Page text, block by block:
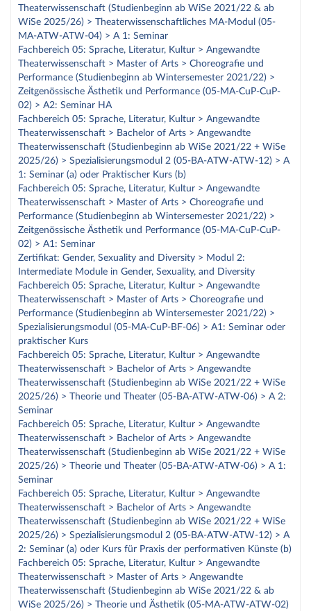
Theaterwissenschaft (Studienbeginn ab WiSe 2021/22 & ab
WiSe 2025/26) > Theaterwissenschaftliches MA-Modul (05-
MA-ATW-ATW-04) > A 1: Seminar
Fachbereich 05: Sprache, Literatur, Kultur > Angewandte
Theaterwissenschaft > Master of Arts > Choreografie und
Performance (Studienbeginn ab Wintersemester 2021/22) >
Zeitgenössische Ästhetik und Performance (05-MA-CuP-CuP-
02) > A2: Seminar HA
Fachbereich 05: Sprache, Literatur, Kultur > Angewandte
Theaterwissenschaft > Bachelor of Arts > Angewandte
Theaterwissenschaft (Studienbeginn ab WiSe 2021/22 + WiSe
2025/26) > Spezialisierungsmodul 2 (05-BA-ATW-ATW-12) > A
1: Seminar (a) oder Praktischer Kurs (b)
Fachbereich 05: Sprache, Literatur, Kultur > Angewandte
Theaterwissenschaft > Master of Arts > Choreografie und
Performance (Studienbeginn ab Wintersemester 2021/22) >
Zeitgenössische Ästhetik und Performance (05-MA-CuP-CuP-
02) > A1: Seminar
Zertifikat: Gender, Sexuality and Diversity > Modul 2:
Intermediate Module in Gender, Sexuality, and Diversity
Fachbereich 05: Sprache, Literatur, Kultur > Angewandte
Theaterwissenschaft > Master of Arts > Choreografie und
Performance (Studienbeginn ab Wintersemester 2021/22) >
Spezialisierungsmodul (05-MA-CuP-BF-06) > A1: Seminar oder
praktischer Kurs
Fachbereich 05: Sprache, Literatur, Kultur > Angewandte
Theaterwissenschaft > Bachelor of Arts > Angewandte
Theaterwissenschaft (Studienbeginn ab WiSe 2021/22 + WiSe
2025/26) > Theorie und Theater (05-BA-ATW-ATW-06) > A 2:
Seminar
Fachbereich 05: Sprache, Literatur, Kultur > Angewandte
Theaterwissenschaft > Bachelor of Arts > Angewandte
Theaterwissenschaft (Studienbeginn ab WiSe 2021/22 + WiSe
2025/26) > Theorie und Theater (05-BA-ATW-ATW-06) > A 1:
Seminar
Fachbereich 05: Sprache, Literatur, Kultur > Angewandte
Theaterwissenschaft > Bachelor of Arts > Angewandte
Theaterwissenschaft (Studienbeginn ab WiSe 2021/22 + WiSe
2025/26) > Spezialisierungsmodul 2 (05-BA-ATW-ATW-12) > A
2: Seminar (a) oder Kurs für Praxis der performativen Künste (b)
Fachbereich 05: Sprache, Literatur, Kultur > Angewandte
Theaterwissenschaft > Master of Arts > Angewandte
Theaterwissenschaft (Studienbeginn ab WiSe 2021/22 & ab
WiSe 2025/26) > Theorie und Ästhetik (05-MA-ATW-ATW-02)